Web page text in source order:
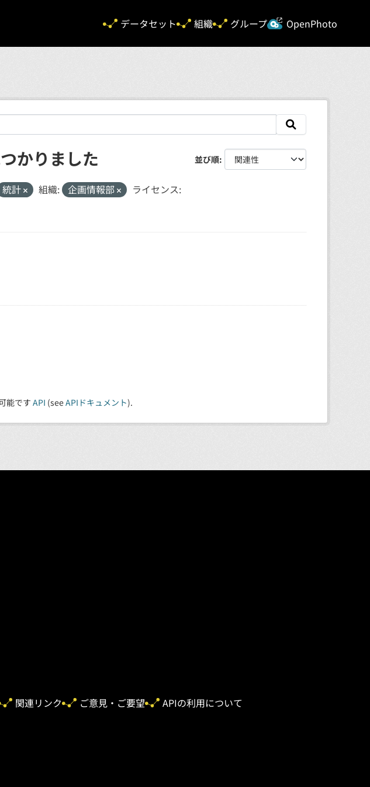
データセット
組織 グループ OpenPhoto
並び順
かりました
統計 組織: 企画情報部
ライセンス:
能です API (seeAPIドキュメント).
関連リンク ご意見・ご要望 APIの利用について